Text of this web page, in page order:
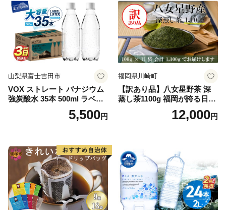
山梨県富士吉田市
VOX ストレート バナジウム
強炭酸水 35本 500ml ラベル
レス【富士吉田市限定カート
5,500円
福岡県川崎町
【訳あり品】八女星野茶 深
蒸し茶1100g 福岡が誇る日本
茶_ 訳アリ 常温 お茶 茶袋 常
備品 おちゃ ocha 茶葉 緑茶
小分け お土産 お取り寄せ グ
ルメ 福岡 九州 福岡県 国産
日本 ふかむし茶 ふかむし 家
庭用 自宅用 ちゃ りょくちゃ
ふかむしちゃ 急須 甘み 川崎
町 送料無料
12,000円